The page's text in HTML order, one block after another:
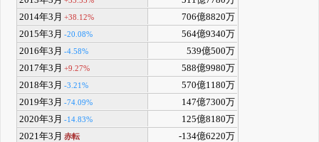
2014年3月 +38.12%
706億8820万
2015年3月 -20.08%
564億9340万
2016年3月 -4.58%
539億500万
2017年3月 +9.27%
588億9980万
2018年3月 -3.21%
570億1180万
2019年3月 -74.09%
147億7300万
2020年3月 -14.83%
125億8180万
2021年3月 赤転
-134億6220万